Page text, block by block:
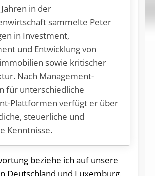
in der
sammelte Peter
in Investment,
und Entwicklung von
sowie kritischer
Nach Management-
für unterschiedliche
Plattformen verfügt er über
steuerliche und
Kenntnisse.
beziehe ich auf unsere